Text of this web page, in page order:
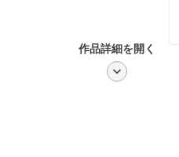
作品詳細を開く
chevron_right